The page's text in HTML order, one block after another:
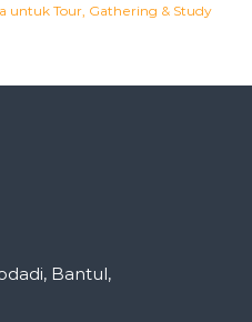
untuk Tour, Gathering & Study
Bantul,